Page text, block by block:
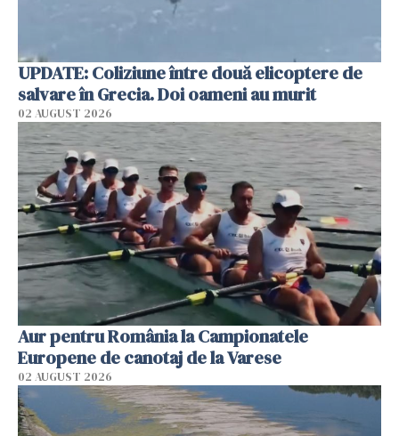
UPDATE: Coliziune între două elicoptere de
salvare în Grecia. Doi oameni au murit
02 AUGUST 2026
Aur pentru România la Campionatele
Europene de canotaj de la Varese
02 AUGUST 2026